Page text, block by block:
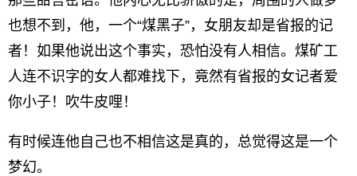
也想不到，他，一个“煤黑子”，女朋友却是省报的记
者！如果他说出这个事实，恐怕没有人相信。煤矿工
人连不识字的女人都难找下，竟然有省报的女记者爱
你小子！吹牛皮哩！
有时候连他自己也不相信这是真的，总觉得这是一个
梦幻。